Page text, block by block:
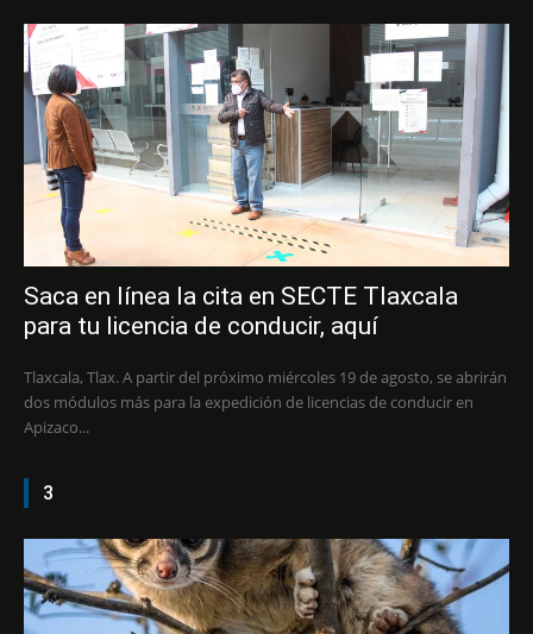
Saca en línea la cita en SECTE Tlaxcala
para tu licencia de conducir, aquí
Tlaxcala, Tlax. A partir del próximo miércoles 19 de agosto, se abrirán
dos módulos más para la expedición de licencias de conducir en
Apizaco...
3